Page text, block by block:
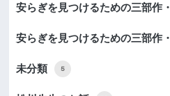
安らぎを見つけるための三部作
安らぎを見つけるための三部作
未分類 5